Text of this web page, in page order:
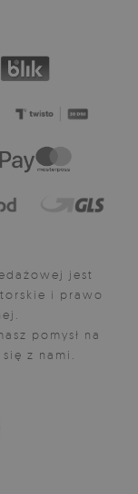
jest
i prawo
pomysł na
z nami.